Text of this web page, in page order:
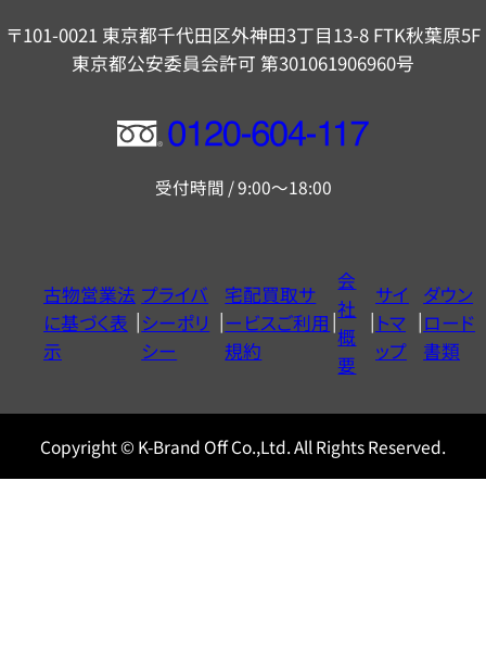
〒101-0021 東京都千代田区外神田3丁目13-8 FTK秋葉原5F
東京都公安委員会許可 第301061906960号
フ
ー
ヤ
ル
0120604117
受付時間 / 9:00～18:00
古物営業法
に基づく表
示
プライバ
シーポリ
シー
宅配買取サ
ービスご利用
規約
会
社
概
要
サイ
トマ
ップ
ダウン
ロード
書類
Copyright © K-Brand Off Co.,Ltd. All Rights Reserved.